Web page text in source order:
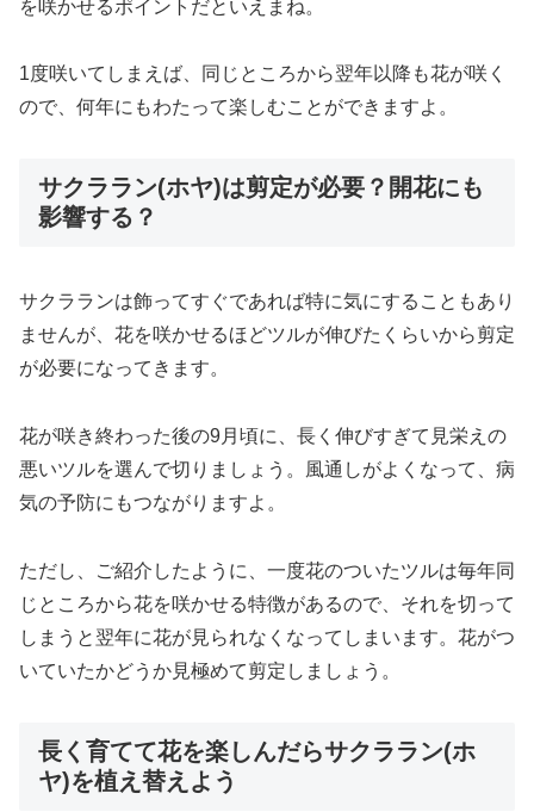
を咲かせるポイントだといえまね。
1度咲いてしまえば、同じところから翌年以降も花が咲く
ので、何年にもわたって楽しむことができますよ。
サクララン(ホヤ)は剪定が必要？開花にも
影響する？
サクラランは飾ってすぐであれば特に気にすることもあり
ませんが、花を咲かせるほどツルが伸びたくらいから剪定
が必要になってきます。
花が咲き終わった後の9月頃に、長く伸びすぎて見栄えの
悪いツルを選んで切りましょう。風通しがよくなって、病
気の予防にもつながりますよ。
ただし、ご紹介したように、一度花のついたツルは毎年同
じところから花を咲かせる特徴があるので、それを切って
しまうと翌年に花が見られなくなってしまいます。花がつ
いていたかどうか見極めて剪定しましょう。
長く育てて花を楽しんだらサクララン(ホ
ヤ)を植え替えよう